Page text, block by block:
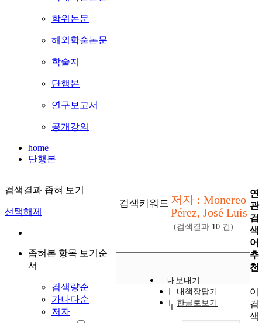
학위논문
해외학술논문
학술지
단행본
연구보고서
공개강의
home
단행본
검색결과 좁혀 보기
선택해제
좁혀본 항목 보기순
서
검색량순
가나다순
저자
검색키워드 저자 : Monereo
Pérez, José Luis
(검색결과 10 건)
내보내기
내책장담기
한글로보기
1
연
관
검
색
어
추
천
이
검
색